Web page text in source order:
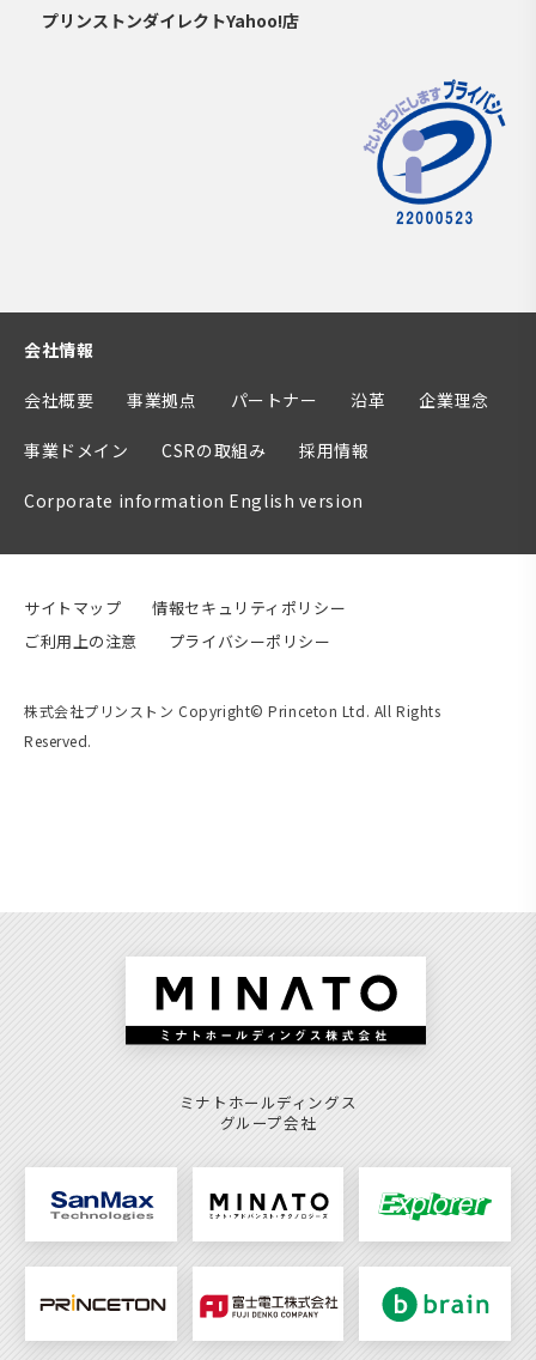
プリンストンダイレクトYahoo!店
会社情報
会社概要 事業拠点 パートナー 沿革 企業理念
事業ドメイン CSRの取組み 採用情報
Corporate information English version
サイトマップ
情報セキュリティポリシー
ご利用上の注意
プライバシーポリシー
株式会社プリンストン Copyright© Princeton Ltd. All Rights
Reserved.
ミナトホールディングス
グループ会社